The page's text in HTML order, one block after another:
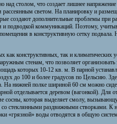
столом, что создает лишнее напряжение
рассеянным светом. На планировку и
создают дополнительные проблемы при
подводкой коммуникаций. Поэтому,
в конструктивную сетку
как конструктивных, так и климатических
стенам, что позволяет
которых 10-12 кв. м. В парной
до 100 и более градусов по Цельсию.
На нижней полке шириной 60 см можно
отделывается деревом (вагонкой). Для
сосны, которая выделяет смолу,
стеклянными раздвижными створками. К
«грязной» воды отводятся в общую